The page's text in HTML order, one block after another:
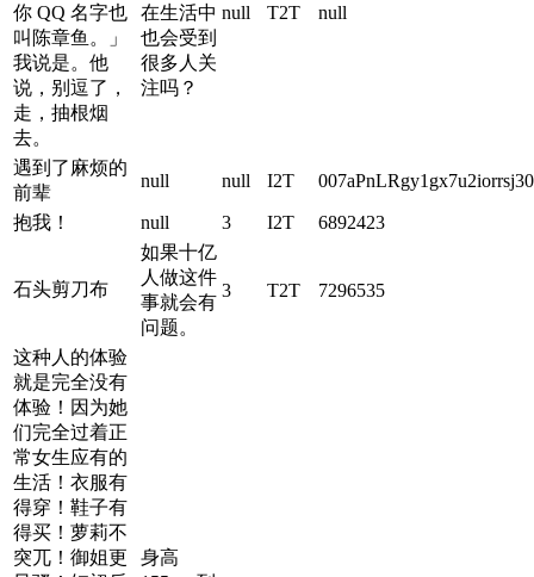
你 QQ 名字也
叫陈章鱼。」
我说是。他
说，别逗了，
走，抽根烟
去。
在生活中
也会受到
很多人关
注吗？
null T2T null
遇到了麻烦的
前辈
null null I2T
抱我！ null 3 I2T 6892423
石头剪刀布
如果十亿
人做这件
事就会有
问题。
3 T2T 7296535
这种人的体验
就是完全没有
体验！因为她
们完全过着正
常女生应有的
生活！衣服有
得穿！鞋子有
得买！萝莉不
突兀！御姐更
身高